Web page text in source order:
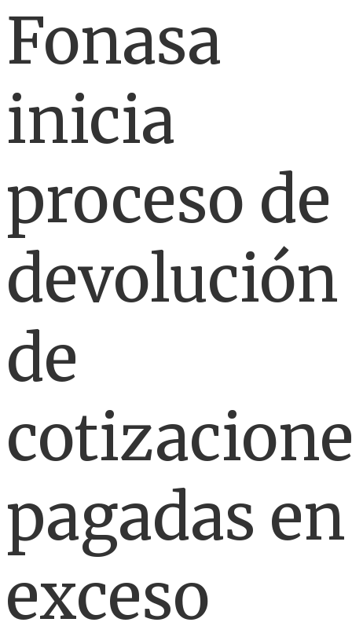
Fonasa
inicia
proceso de
devolución
de
pagadas en
exceso